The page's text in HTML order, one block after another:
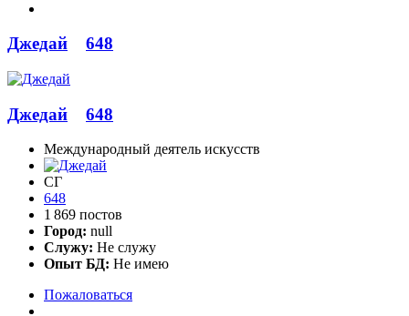
Джедай 648
Джедай 648
Международный деятель искусств
СГ
648
1 869 постов
Город: null
Служу: Не служу
Опыт БД: Не имею
Пожаловаться